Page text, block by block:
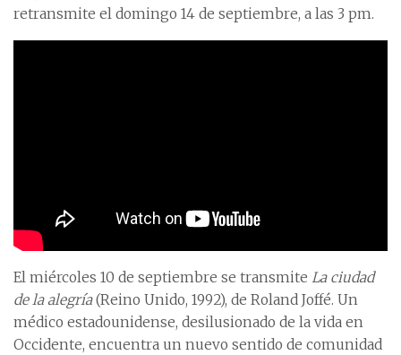
retransmite el domingo 14 de septiembre, a las 3 pm.
El miércoles 10 de septiembre se transmite La ciudad
de la alegría(Reino Unido, 1992), de Roland Joffé. Un
médico estadounidense, desilusionado de la vida en
Occidente, encuentra un nuevo sentido de comunidad